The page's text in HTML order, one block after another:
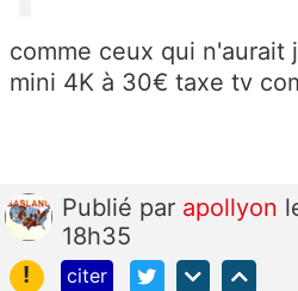
comme ceux qui n'aurait
mini 4K à 30€ taxe tv
Publié par apollyon
18h35
!
citer